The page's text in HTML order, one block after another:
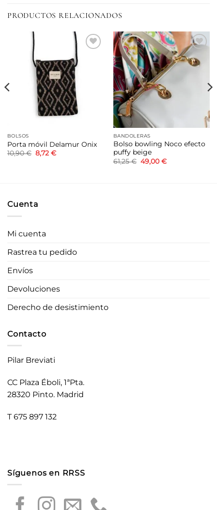
PRODUCTOS RELACIONADOS
BOLSOS
Porta móvil Delamur Onix
10,90€ El
precio
8,72 €El
Añadir
a la
BANDOLERAS
Bolso bowling Noco efecto
puffy beige
61,25€ El
precio
49,00 €El
Cuenta
Mi cuenta
Rastrea tu pedido
Envíos
Devoluciones
Derecho de desistimiento
Contacto
Pilar Breviati
CC Plaza Éboli, 1ªPta.
28320 Pinto. Madrid
T 675 897 132
Síguenos en RRSS